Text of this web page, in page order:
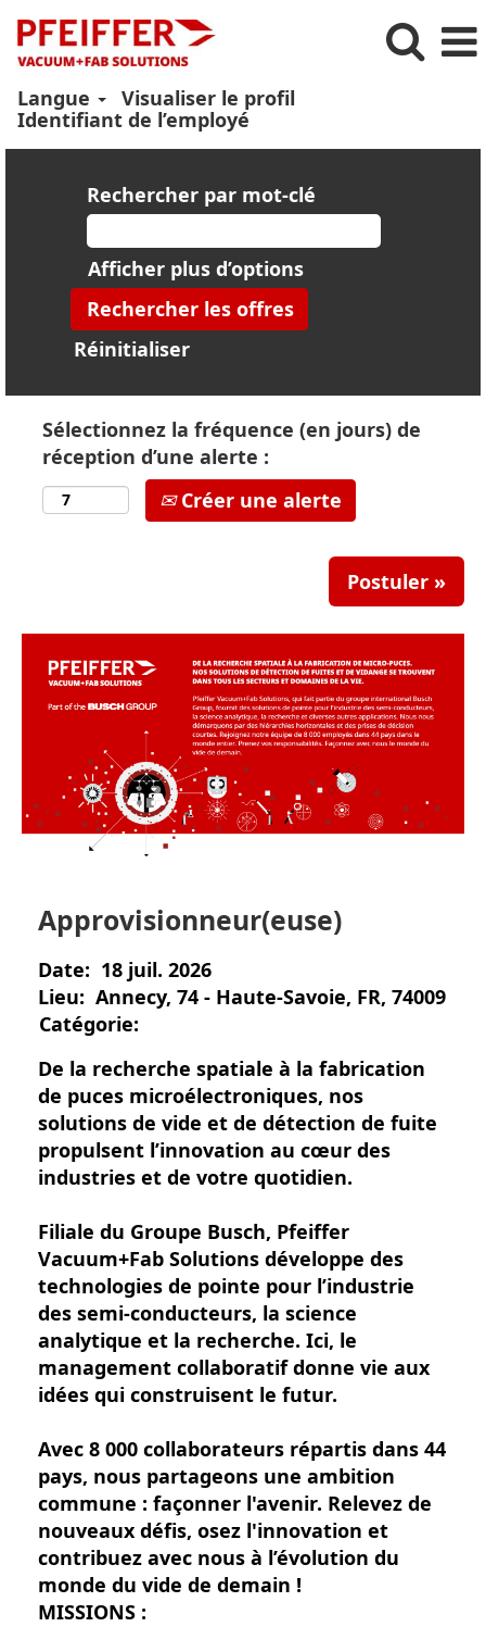
Langue
Visualiser le profil
Identifiant de l’employé
Rechercher par mot-clé
Afficher plus d’options
Réinitialiser
Sélectionnez la fréquence (en jours) de
réception d’une alerte :
Créer une alerte
Postuler »
Approvisionneur(euse)
Date: 18 juil. 2026
Lieu: Annecy, 74 - Haute-Savoie, FR, 74009
Catégorie:
De la recherche spatiale à la fabrication
de puces microélectroniques, nos
solutions de vide et de détection de fuite
propulsent l’innovation au cœur des
industries et de votre quotidien.
Filiale du Groupe Busch, Pfeiffer
Vacuum+Fab Solutions développe des
technologies de pointe pour l’industrie
des semi-conducteurs, la science
analytique et la recherche. Ici, le
management collaboratif donne vie aux
idées qui construisent le futur.
Avec 8 000 collaborateurs répartis dans 44
pays, nous partageons une ambition
commune : façonner l'avenir. Relevez de
nouveaux défis, osez l'innovation et
contribuez avec nous à l’évolution du
monde du vide de demain !
MISSIONS :